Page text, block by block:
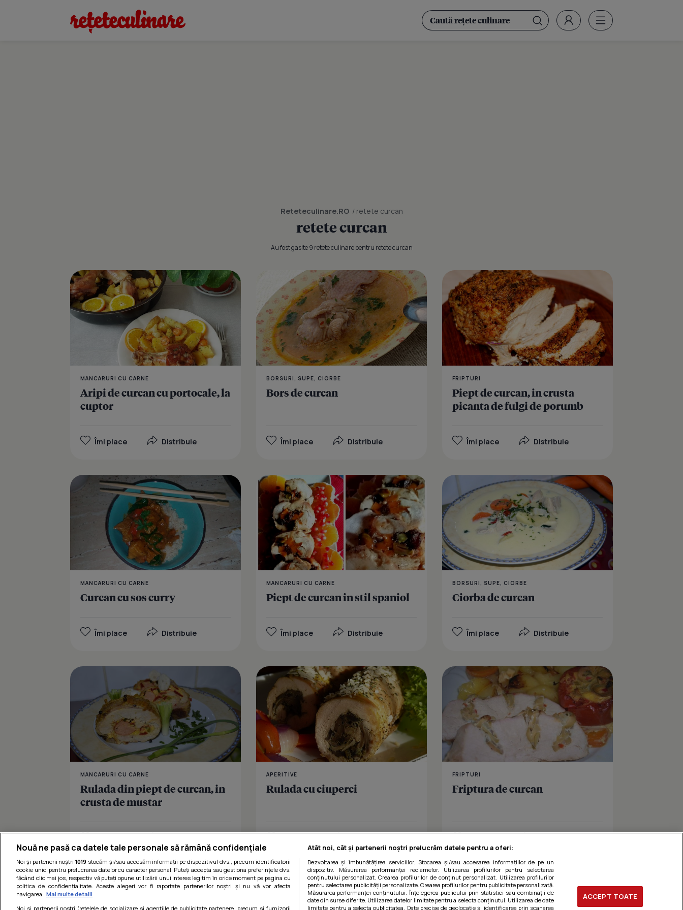
Reteteculinare.RO/ retete curcan
retete curcan
Au fost gasite 9 retete culinare pentru retete curcan
MANCARURI CU CARNE
Aripi de curcan cu portocale, la
cuptor
Îmi place Distribuie
Aripi de curcan cu portocale, la cuptor
BORSURI, SUPE, CIORBE
Bors de curcan
Îmi place Distribuie
Bors de curcan
FRIPTURI
Piept de curcan, in crusta
picanta de fulgi de porumb
Îmi place Distribuie
MANCARURI CU CARNE
Curcan cu sos curry
Îmi place Distribuie
Curcan cu sos curry
MANCARURI CU CARNE
Piept de curcan in stil spaniol
Îmi place Distribuie
Piept de curcan in stil
BORSURI, SUPE, CIORBE
Ciorba de curcan
Îmi place Distribuie
MANCARURI CU CARNE
Rulada din piept de curcan, in
crusta de mustar
Rulada din piept de curcan, in crusta de mustar
APERITIVE
Rulada cu ciuperci
Rulada cu ciuperci
FRIPTURI
Friptura de curcan
Nouă ne pasă ca datele tale personale să rămână confidențiale
Noi și partenerii noștri1019 stocăm și/sau accesăm informații pe dispozitivul dvs., precum identificatorii
cookie unici pentru prelucrarea datelor cu caracter personal. Puteți accepta sau gestiona preferințele dvs.
făcând clic mai jos, respectiv vă puteți opune utilizării unui interes legitim în orice moment pe pagina cu
politica de confidențialitate. Aceste alegeri vor fi raportate partenerilor noștri și nu vă vor afecta
navigarea. Mai multe detalii
Noi si partenerii nostri (retelele de socializare si agentiile de publicitate partenere, precum si furnizorii
Atât noi, cât și partenerii noștri prelucrăm datele pentru a oferi:
Dezvoltarea și îmbunătățirea serviciilor. Stocarea și/sau accesarea informațiilor de pe un
dispozitiv. Măsurarea performanței reclamelor. Utilizarea profilurilor pentru selectarea
conținutului personalizat. Crearea profilurilor de conținut personalizat. Utilizarea profilurilor
pentru selectarea publicității personalizate. Crearea profilurilor pentru publicitate personalizată.
Măsurarea performanței conținutului. Înțelegerea publicului prin statistici sau combinații de
date din surse diferite. Utilizarea datelor limitate pentru a selecta conținutul. Utilizarea de date
limitate pentru a selecta publicitatea. Date precise de geolocație și identificarea prin scanarea
ACCEPT TOATE